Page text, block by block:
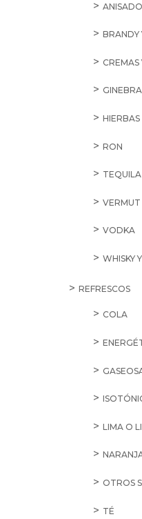
BRANDY
CREMAS
GINEBRA
RON
TEQUILA
VERMUT
VODKA
WHISKY
REFRESCOS
COLA
LIMA O
OTROS
TÉ